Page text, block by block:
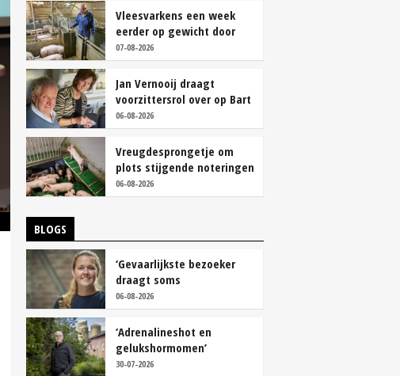
Vleesvarkens een week
eerder op gewicht door
continu aanbod van
brijvoer
07-08-2026
Jan Vernooij draagt
voorzittersrol over op Bart
Camps
06-08-2026
Vreugdesprongetje om
plots stijgende noteringen
06-08-2026
BLOGS
‘Gevaarlijkste bezoeker
draagt soms
overschoenen’
06-08-2026
‘Adrenalineshot en
gelukshormomen’
30-07-2026